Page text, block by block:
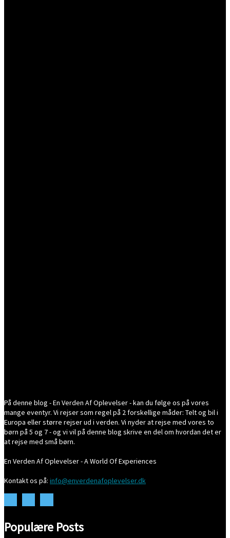
På denne blog - En Verden Af Oplevelser - kan du følge os på vores
mange eventyr. Vi rejser som regel på 2 forskellige måder: Telt og bil i
Europa eller større rejser ud i verden. Vi nyder at rejse med vores to
børn på 5 og 7 - og vi vil på denne blog skrive en del om hvordan det er
at rejse med små børn.
En Verden Af Oplevelser - A World Of Experiences
Kontakt os på: info@enverdenafoplevelser.dk
Populære Posts